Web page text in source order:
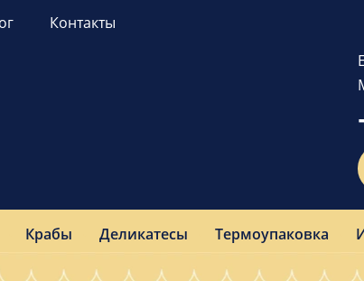
Контакты
Крабы Деликатесы Термоупаковка